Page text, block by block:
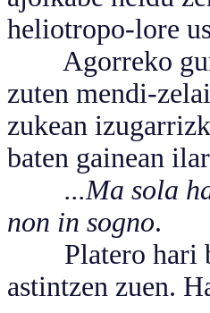
heliotropo-lore
Agorreko
zuten mendi-
zukean
baten gainean
...Ma sola
non in sogno.
Platero hari
astintzen zuen.